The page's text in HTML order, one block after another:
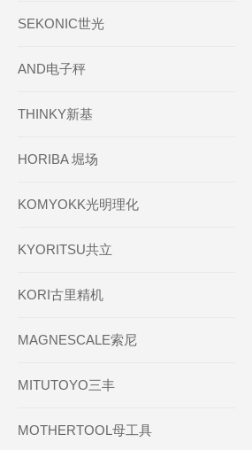
SEKONIC世光
AND电子秤
THINKY新基
HORIBA 堀场
KOMYOKK光明理化
KYORITSU共立
KORI古里精机
MAGNESCALE索尼
MITUTOYO三丰
MOTHERTOOL母工具